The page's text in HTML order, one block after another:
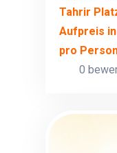
Tahrir
Aufpreis
pro
0